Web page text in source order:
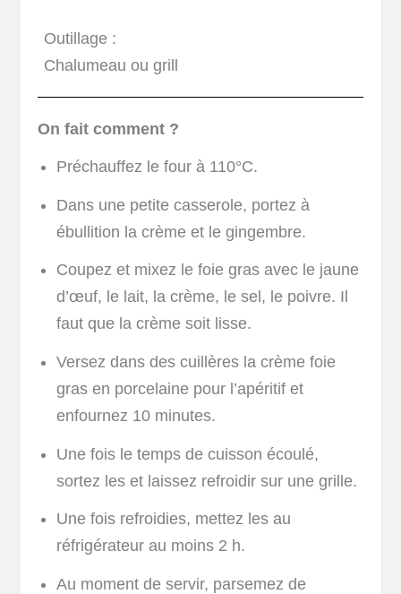
Outillage :
Chalumeau ou grill
On fait comment ?
Préchauffez le four à 110°C.
Dans une petite casserole, portez à
ébullition la crème et le gingembre.
Coupez et mixez le foie gras avec le jaune
d’œuf, le lait, la crème, le sel, le poivre. Il
faut que la crème soit lisse.
Versez dans des cuillères la crème foie
gras en porcelaine pour l’apéritif et
enfournez 10 minutes.
Une fois le temps de cuisson écoulé,
sortez les et laissez refroidir sur une grille.
Une fois refroidies, mettez les au
réfrigérateur au moins 2 h.
Au moment de servir, parsemez de